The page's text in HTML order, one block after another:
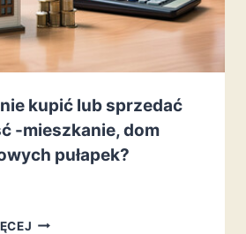
kupić lub sprzedać
-mieszkanie, dom
pułapek?